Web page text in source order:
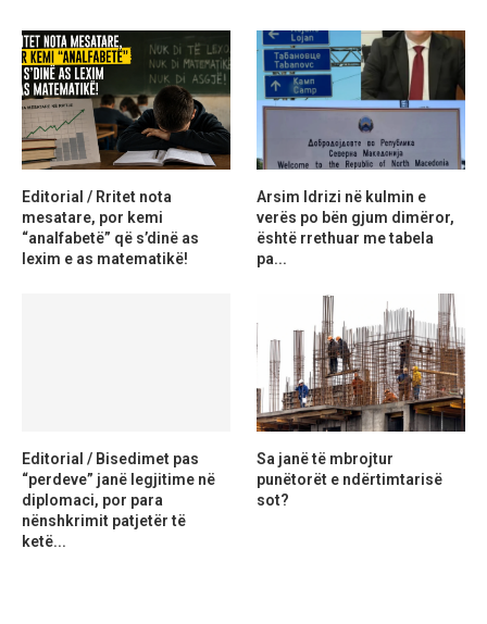
Editorial / Rritet nota
mesatare, por kemi
“analfabetë” që s’dinë as
lexim e as matematikë!
Arsim Idrizi në kulmin e
verës po bën gjum dimëror,
është rrethuar me tabela
pa...
Editorial / Bisedimet pas
“perdeve” janë legjitime në
diplomaci, por para
nënshkrimit patjetër të
ketë...
Sa janë të mbrojtur
punëtorët e ndërtimtarisë
sot?